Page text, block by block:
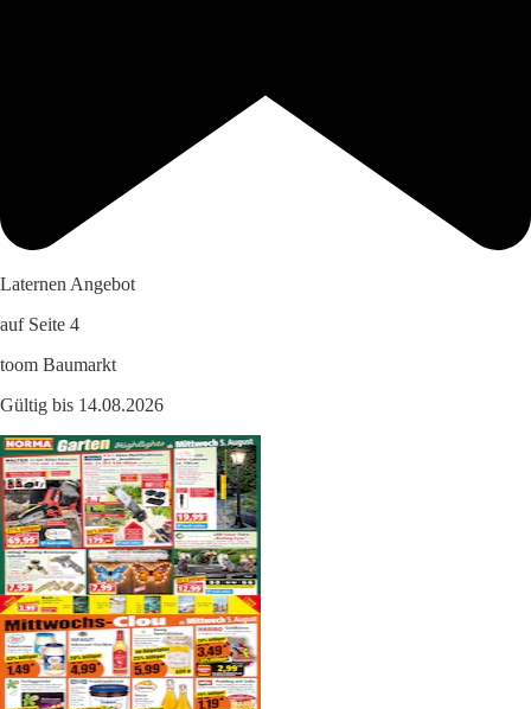
Laternen Angebot
auf Seite 4
toom Baumarkt
Gültig bis 14.08.2026